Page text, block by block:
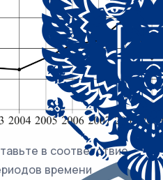
в соответствие
времени